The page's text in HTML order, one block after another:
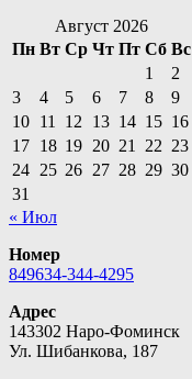
Август 2026
Пн Вт Ср Чт Пт Сб Вс
1
2
3
4 5 6 7 8
9
10 11 12 13 14 15 16
17 18 19 20 21 22 23
24 25 26 27 28 29 30
31
« Июл
Номер
849634-344-4295
Адрес
143302 Наро-Фоминск
Ул. Шибанкова, 187